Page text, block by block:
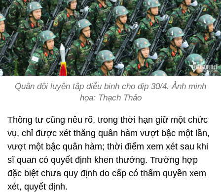
Quân đội luyện tập diễu binh cho dịp 30/4. Ảnh minh
họa: Thạch Thảo
Thông tư cũng nêu rõ, trong thời hạn giữ một chức
vụ, chỉ được xét thăng quân hàm vượt bậc một lần,
vượt một bậc quân hàm; thời điểm xem xét sau khi
sĩ quan có quyết định khen thưởng. Trường hợp
đặc biệt chưa quy định do cấp có thẩm quyền xem
xét, quyết định.